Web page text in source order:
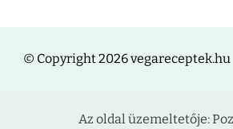
© Copyright 2026 vegareceptek.hu
Az oldal üzemeltetője: